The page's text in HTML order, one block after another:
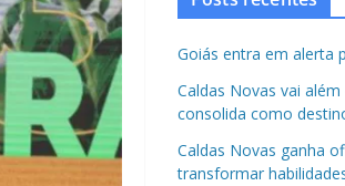
Goiás entra em alerta
Caldas Novas vai
consolida como
Caldas Novas ganha
transformar